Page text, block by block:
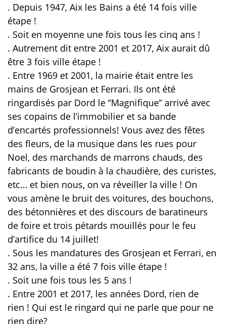
. Depuis 1947, Aix les Bains a été 14 fois ville
étape !
. Soit en moyenne une fois tous les cinq ans !
. Autrement dit entre 2001 et 2017, Aix aurait dû
être 3 fois ville étape !
. Entre 1969 et 2001, la mairie était entre les
mains de Grosjean et Ferrari. Ils ont été
ringardisés par Dord le ‘’Magnifique’’ arrivé avec
ses copains de l’immobilier et sa bande
d’encartés professionnels! Vous avez des fêtes
des fleurs, de la musique dans les rues pour
Noel, des marchands de marrons chauds, des
fabricants de boudin à la chaudière, des curistes,
etc… et bien nous, on va réveiller la ville ! On
vous amène le bruit des voitures, des bouchons,
des bétonnières et des discours de baratineurs
de foire et trois pétards mouillés pour le feu
d’artifice du 14 juillet!
. Sous les mandatures des Grosjean et Ferrari, en
32 ans, la ville a été 7 fois ville étape !
. Soit une fois tous les 5 ans !
. Entre 2001 et 2017, les années Dord, rien de
rien ! Qui est le ringard qui ne parle que pour ne
rien dire?